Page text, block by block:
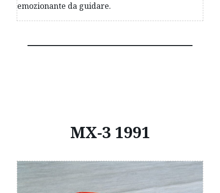
emozionante da guidare.
MX-3 1991